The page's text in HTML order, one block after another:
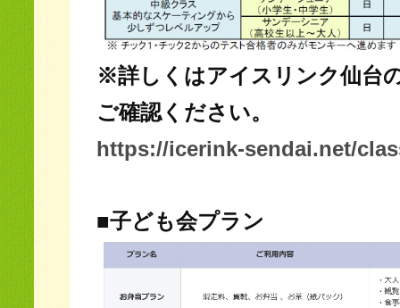
※詳しくはアイスリンク仙台
ご確認ください。
https://icerink-sendai.net/
■子ども会プラン